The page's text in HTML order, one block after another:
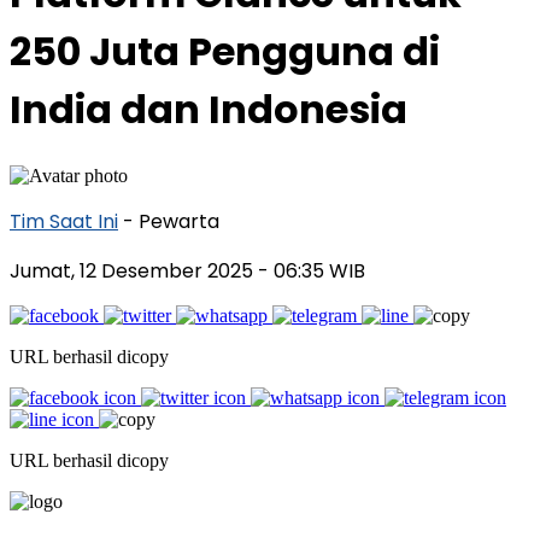
250 Juta Pengguna di
India dan Indonesia
Tim Saat Ini - Pewarta
Jumat, 12 Desember 2025 - 06:35 WIB
URL berhasil dicopy
URL berhasil dicopy